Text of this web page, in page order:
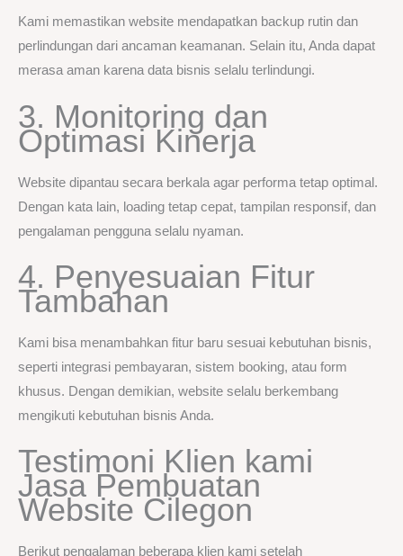
Kami memastikan website mendapatkan backup rutin dan
perlindungan dari ancaman keamanan. Selain itu, Anda dapat
merasa aman karena data bisnis selalu terlindungi.
3. Monitoring dan
Optimasi Kinerja
Website dipantau secara berkala agar performa tetap optimal.
Dengan kata lain, loading tetap cepat, tampilan responsif, dan
pengalaman pengguna selalu nyaman.
4. Penyesuaian Fitur
Tambahan
Kami bisa menambahkan fitur baru sesuai kebutuhan bisnis,
seperti integrasi pembayaran, sistem booking, atau form
khusus. Dengan demikian, website selalu berkembang
mengikuti kebutuhan bisnis Anda.
Testimoni Klien kami
Jasa Pembuatan
Website Cilegon
Berikut pengalaman beberapa klien kami setelah